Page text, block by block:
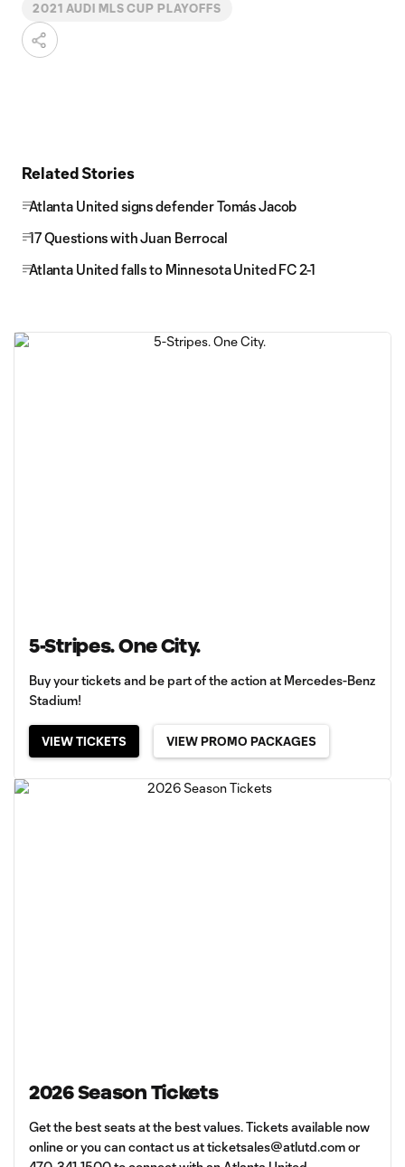
2021 AUDI MLS CUP PLAYOFFS
Related Stories
Atlanta United signs defender Tomás Jacob
17 Questions with Juan Berrocal
Atlanta United falls to Minnesota United FC 2-1
5-Stripes. One City.
Buy your tickets and be part of the action at Mercedes-Benz
Stadium!
VIEW TICKETS VIEW PROMO PACKAGES
2026 Season Tickets
Get the best seats at the best values. Tickets available now
online or you can contact us atticketsales@atlutd.comor